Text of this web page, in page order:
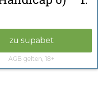
zu supabet
AGB gelten, 18+